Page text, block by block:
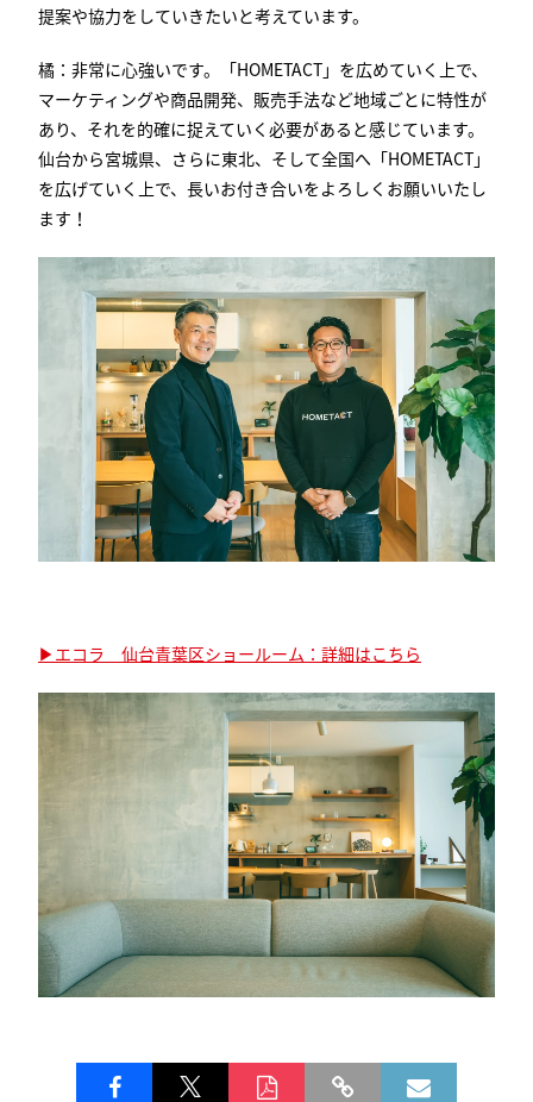
提案や協力をしていきたいと考えています。
橘：非常に心強いです。「HOMETACT」を広めていく上で、
マーケティングや商品開発、販売手法など地域ごとに特性が
あり、それを的確に捉えていく必要があると感じています。
仙台から宮城県、さらに東北、そして全国へ「HOMETACT」
を広げていく上で、長いお付き合いをよろしくお願いいたし
ます！
▶︎エコラ 仙台青葉区ショールーム：詳細はこちら